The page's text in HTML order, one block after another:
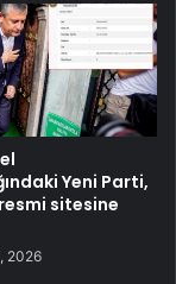
Yeni Parti,
sitesine
2026